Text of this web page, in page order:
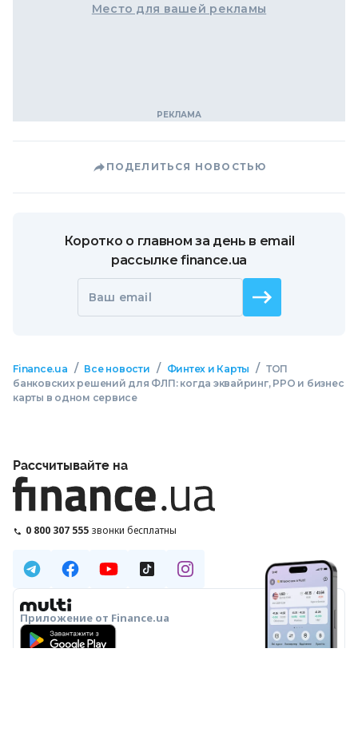
Место для вашей рекламы
ПОДЕЛИТЬСЯ НОВОСТЬЮ
Коротко о главном за день в email
рассылке finance.ua
Ваш email
Finance.ua / Все новости / Финтех и Карты / ТОП
банковских решений для ФЛП: когда эквайринг, РРО и бизнес
карты в одном сервисе
Рассчитывайте на
0 800 307 555 звонки бесплатны
Приложение от Finance.ua